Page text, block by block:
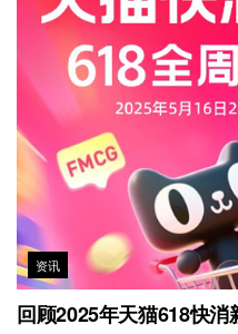
资讯
回顾2025年天猫618快